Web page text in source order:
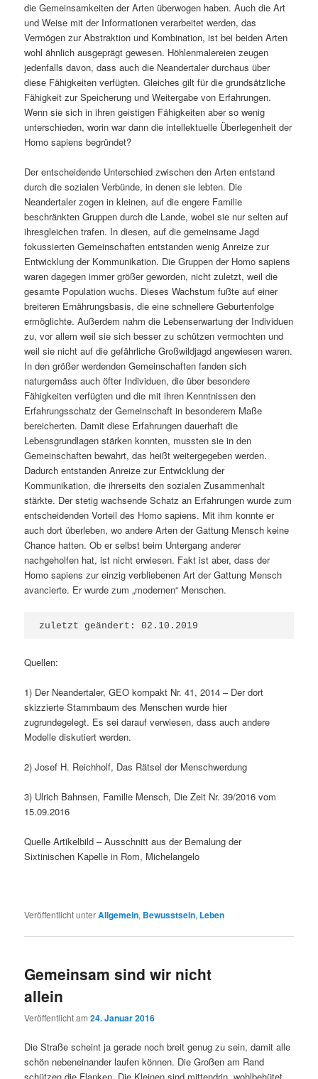
die Gemeinsamkeiten der Arten überwogen haben. Auch die Art
und Weise mit der Informationen verarbeitet werden, das
Vermögen zur Abstraktion und Kombination, ist bei beiden Arten
wohl ähnlich ausgeprägt gewesen. Höhlenmalereien zeugen
jedenfalls davon, dass auch die Neandertaler durchaus über
diese Fähigkeiten verfügten. Gleiches gilt für die grundsätzliche
Fähigkeit zur Speicherung und Weitergabe von Erfahrungen.
Wenn sie sich in ihren geistigen Fähigkeiten aber so wenig
unterschieden, worin war dann die intellektuelle Überlegenheit der
Homo sapiens begründet?
Der entscheidende Unterschied zwischen den Arten entstand
durch die sozialen Verbünde, in denen sie lebten. Die
Neandertaler zogen in kleinen, auf die engere Familie
beschränkten Gruppen durch die Lande, wobei sie nur selten auf
ihresgleichen trafen. In diesen, auf die gemeinsame Jagd
fokussierten Gemeinschaften entstanden wenig Anreize zur
Entwicklung der Kommunikation. Die Gruppen der Homo sapiens
waren dagegen immer größer geworden, nicht zuletzt, weil die
gesamte Population wuchs. Dieses Wachstum fußte auf einer
breiteren Ernährungsbasis, die eine schnellere Geburtenfolge
ermöglichte. Außerdem nahm die Lebenserwartung der Individuen
zu, vor allem weil sie sich besser zu schützen vermochten und
weil sie nicht auf die gefährliche Großwildjagd angewiesen waren.
In den größer werdenden Gemeinschaften fanden sich
naturgemäss auch öfter Individuen, die über besondere
Fähigkeiten verfügten und die mit ihren Kenntnissen den
Erfahrungsschatz der Gemeinschaft in besonderem Maße
bereicherten. Damit diese Erfahrungen dauerhaft die
Lebensgrundlagen stärken konnten, mussten sie in den
Gemeinschaften bewahrt, das heißt weitergegeben werden.
Dadurch entstanden Anreize zur Entwicklung der
Kommunikation, die ihrerseits den sozialen Zusammenhalt
stärkte. Der stetig wachsende Schatz an Erfahrungen wurde zum
entscheidenden Vorteil des Homo sapiens. Mit ihm konnte er
auch dort überleben, wo andere Arten der Gattung Mensch keine
Chance hatten. Ob er selbst beim Untergang anderer
nachgeholfen hat, ist nicht erwiesen. Fakt ist aber, dass der
Homo sapiens zur einzig verbliebenen Art der Gattung Mensch
avancierte. Er wurde zum „modernen“ Menschen.
zuletzt geändert: 02.10.2019
Quellen:
1) Der Neandertaler, GEO kompakt Nr. 41, 2014 – Der dort
skizzierte Stammbaum des Menschen wurde hier
zugrundegelegt. Es sei darauf verwiesen, dass auch andere
Modelle diskutiert werden.
2) Josef H. Reichholf, Das Rätsel der Menschwerdung
3) Ulrich Bahnsen, Familie Mensch, Die Zeit Nr. 39/2016 vom
15.09.2016
Quelle Artikelbild – Ausschnitt aus der Bemalung der
Sixtinischen Kapelle in Rom, Michelangelo
Veröffentlicht unterAllgemein, Bewusstsein, Leben
Gemeinsam sind wir nicht
allein
Veröffentlicht am24. Januar 2016
Die Straße scheint ja gerade noch breit genug zu sein, damit alle
schön nebeneinander laufen können. Die Großen am Rand